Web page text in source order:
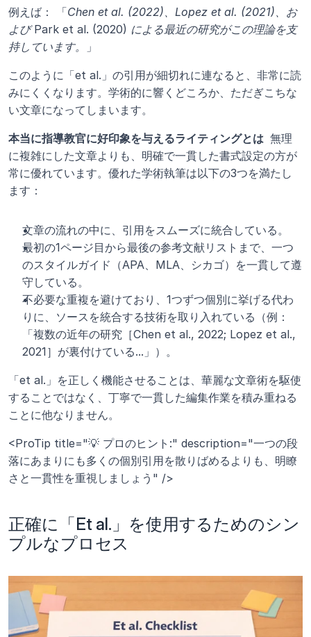
例えば： 「Chen et al. (2022)、Lopez et al. (2021)、お
よび Park et al. (2020) による最近の研究がこの理論を支
持しています。
」
このように「et al.」の引用が細切れに連なると、非常に読
みにくくなります。学術的に響くどころか、ただぎこちな
い文章になってしまいます。
本当に指導教官に好印象を与えるライティングとは 無理
に複雑にした文章よりも、明確で一貫した書式設定の方が
常に優れています。優れた学術執筆は以下の3つを満たし
ます：
文章の流れの中に、引用をスムーズに統合している。
最初の1ページ目から最後の参考文献リストまで、一つ
のスタイルガイド（APA、MLA、シカゴ）を一貫して遵
守している。
不必要な重複を避けており、1つずつ個別に挙げる代わ
りに、ソースを統合する技術を取り入れている（例：
「複数の近年の研究［Chen et al., 2022; Lopez et al.,
2021］が裏付けている...」）。
「et al.」を正しく機能させることは、華麗な文章術を駆使
することではなく、丁寧で一貫した編集作業を積み重ねる
ことに他なりません。
<ProTip title="💡 プロのヒント:" description="一つの段
落にあまりにも多くの個別引用を散りばめるよりも、明瞭
さと一貫性を重視しましょう" />
正確に「Et al.」を使用するためのシン
プルなプロセス